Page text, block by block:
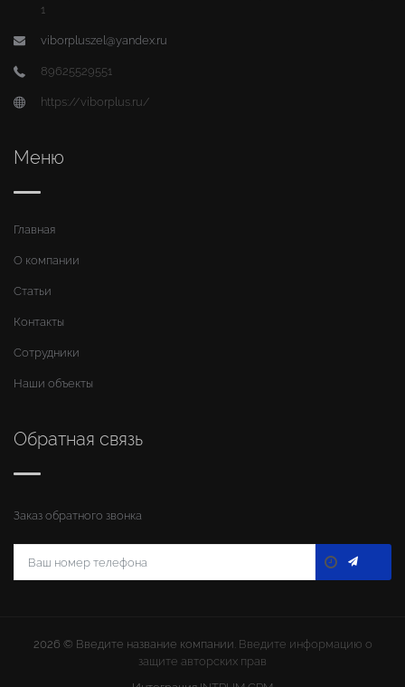
1
viborpluszel@yandex.ru
89625529551
https://viborplus.ru/
Меню
Главная
О компании
Статьи
Контакты
Сотрудники
Наши объекты
Обратная связь
Заказ обратного звонка
2026 © Введите название компании. Введите информацию о
защите авторских прав